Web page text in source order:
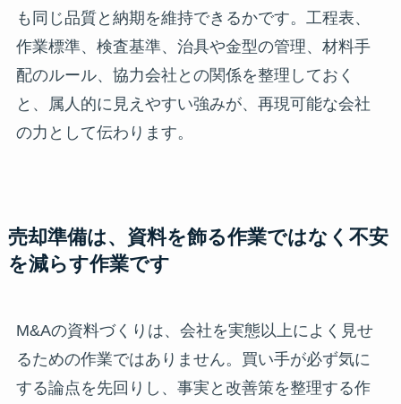
も同じ品質と納期を維持できるかです。工程表、
作業標準、検査基準、治具や金型の管理、材料手
配のルール、協力会社との関係を整理しておく
と、属人的に見えやすい強みが、再現可能な会社
の力として伝わります。
売却準備は、資料を飾る作業ではなく不安
を減らす作業です
M&Aの資料づくりは、会社を実態以上によく見せ
るための作業ではありません。買い手が必ず気に
する論点を先回りし、事実と改善策を整理する作